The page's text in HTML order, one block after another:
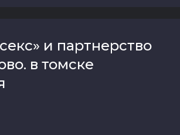
и партнерство
в томске